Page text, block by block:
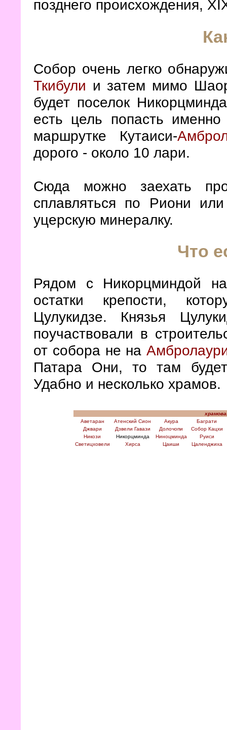
позднего происхождения,
Собор очень легко
Ткибули и затем мимо
будет поселок
есть цель попасть
маршрутке Кутаиси-
дорого - около 10 лари.
Сюда можно заехать
сплавляться по Риони
уцерскую минералку.
Что
Рядом с Никорцминдой
остатки крепости,
Цулукидзе. Князья
поучаствовали в
от собора не на
Патара Они, то там
Удабно и несколько храмов.
Аветаран
Атенский Сион Акура
Баграти
Джвари
Дзвели Гавази Долочопи
Собор Кацхи
Никози
Никорцминда Ниноцминда
Руиси
Светицховели
Хирса Цаиши Цаленджиха